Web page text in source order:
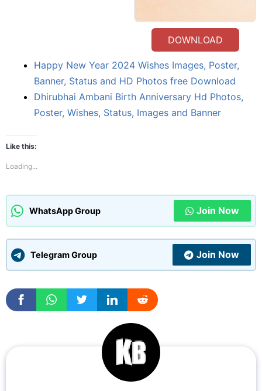
DOWNLOAD
Happy New Year 2024 Wishes Images, Poster,
Banner, Status and HD Photos free Download
Dhirubhai Ambani Birth Anniversary Hd Photos,
Poster, Wishes, Status, Images and Banner
Like this:
Loading...
WhatsApp Group Join Now
Telegram Group Join Now